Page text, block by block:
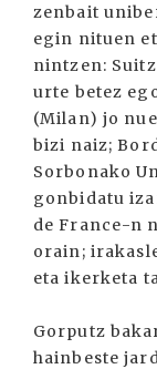
zenbait
egin nituen
nintzen:
urte betez
(Milan) jo
bizi naiz;
Sorbonako
gonbidatu
de France-n
orain;
eta ikerketa
Gorputz
hainbeste